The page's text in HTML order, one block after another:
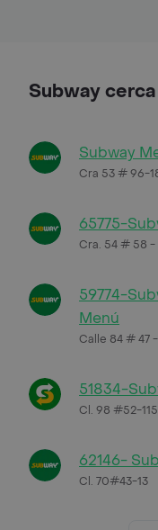
Subway
Subway
Cra 53 # 96-
65775-
Cra. 54 # 58 -
59774-
Menú
Calle 84 # 47
51834-
Cl. 98 #52-
62146-
Cl. 70#43-13